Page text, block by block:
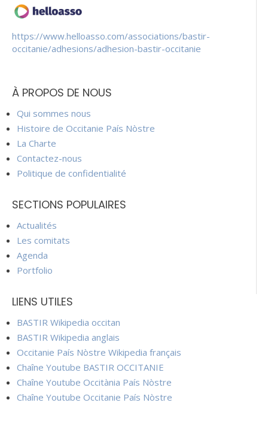
https://www.helloasso.com/associations/bastir-
occitanie/adhesions/adhesion-bastir-occitanie
À PROPOS DE NOUS
Qui sommes nous
Histoire de Occitanie País Nòstre
La Charte
Contactez-nous
Politique de confidentialité
SECTIONS POPULAIRES
Actualités
Les comitats
Agenda
Portfolio
LIENS UTILES
BASTIR Wikipedia occitan
BASTIR Wikipedia anglais
Occitanie País Nòstre Wikipedia français
Chaîne Youtube BASTIR OCCITANIE
Chaîne Youtube Occitània País Nòstre
Chaîne Youtube Occitanie País Nòstre